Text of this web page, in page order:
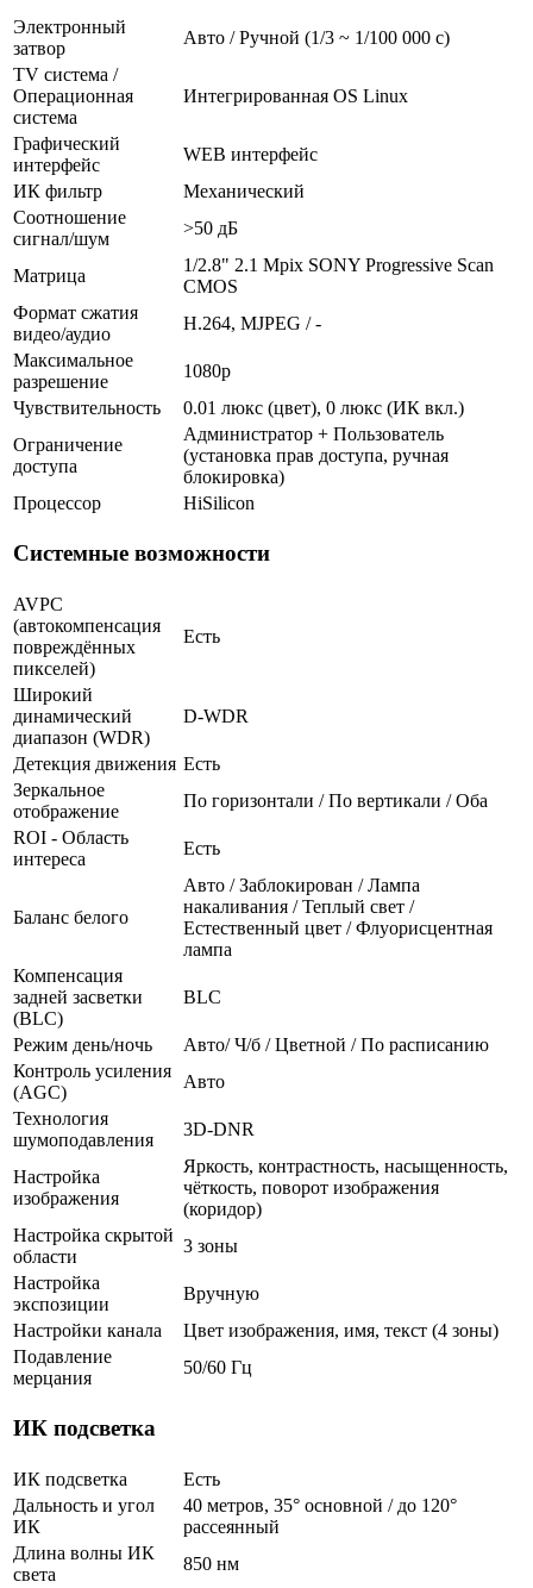
Электронный
затвор
Авто / Ручной (1/3 ~ 1/100 000 с)
TV система /
Операционная
система
Интегрированная OS Linux
Графический
интерфейс
WEB интерфейс
ИК фильтр
Механический
Соотношение
сигнал/шум
>50 дБ
Матрица
1/2.8" 2.1 Mpix SONY Progressive Scan
CMOS
Формат сжатия
видео/аудио
H.264, MJPEG / -
Максимальное
разрешение
1080p
Чувствительность
0.01 люкс (цвет), 0 люкс (ИК вкл.)
Ограничение
доступа
Администратор + Пользователь
(установка прав доступа, ручная
блокировка)
Процессор
HiSilicon
Системные возможности
AVPC
(автокомпенсация
повреждённых
пикселей)
Есть
Широкий
динамический
диапазон (WDR)
D-WDR
Детекция движения Есть
Зеркальное
отображение
По горизонтали / По вертикали / Оба
ROI - Область
интереса
Есть
Баланс белого
Авто / Заблокирован / Лампа
накаливания / Теплый свет /
Естественный цвет / Флуорисцентная
лампа
Компенсация
задней засветки
(BLC)
BLC
Режим день/ночь
Авто/ Ч/б / Цветной / По расписанию
Контроль усиления
(AGC)
Авто
Технология
шумоподавления
3D-DNR
Настройка
изображения
Яркость, контрастность, насыщенность,
чёткость, поворот изображения
(коридор)
Настройка скрытой
области
3 зоны
Настройка
экспозиции
Вручную
Настройки канала
Цвет изображения, имя, текст (4 зоны)
Подавление
мерцания
50/60 Гц
ИК подсветка
ИК подсветка
Есть
Дальность и угол
ИК
40 метров, 35° основной / до 120°
рассеянный
Длина волны ИК
света
850 нм